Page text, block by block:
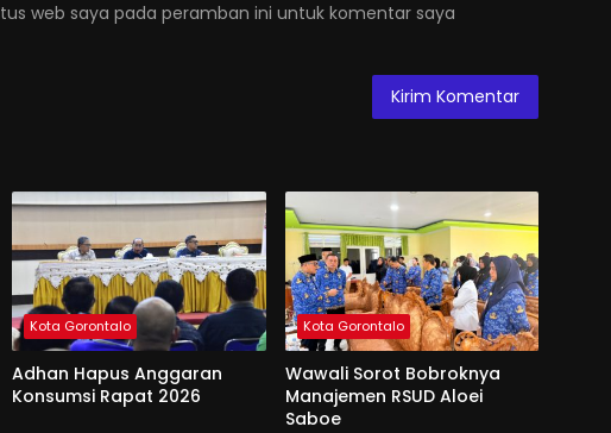
web saya pada peramban ini untuk komentar saya
Kota Gorontalo
Adhan Hapus Anggaran
Konsumsi Rapat 2026
Kota Gorontalo
Wawali Sorot Bobroknya
Manajemen RSUD Aloei
Saboe